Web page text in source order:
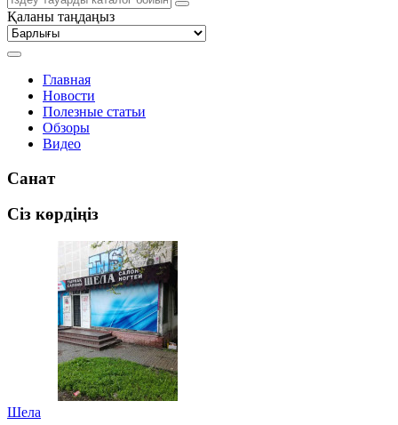
Қаланы таңдаңыз
Главная
Новости
Полезные статьи
Обзоры
Видео
Санат
Сіз көрдіңіз
Шела